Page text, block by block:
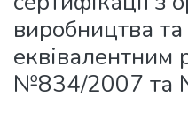
виробництва
№834/2007 та